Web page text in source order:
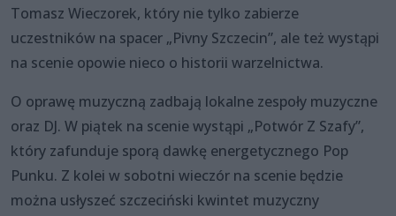
Tomasz Wieczorek, który nie tylko zabierze
uczestników na spacer „Pivny Szczecin”, ale też wystąpi
na scenie opowie nieco o historii warzelnictwa.
O oprawę muzyczną zadbają lokalne zespoły muzyczne
oraz DJ. W piątek na scenie wystąpi „Potwór Z Szafy”,
który zafunduje sporą dawkę energetycznego Pop
Punku. Z kolei w sobotni wieczór na scenie będzie
można usłyszeć szczeciński kwintet muzyczny